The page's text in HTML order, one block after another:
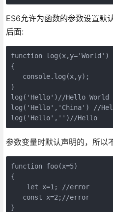
ES6允许为函数的参数设置默
后面:
function log(x,y='World')
{
   console.log(x,y);
}
log('Hello')//Hello World
log('Hello','China') //
log('Hello','')//Hello
参数变量时默认声明的，所以
function foo(x=5)
{
    let x=1; //error
   const x=2;//error
}